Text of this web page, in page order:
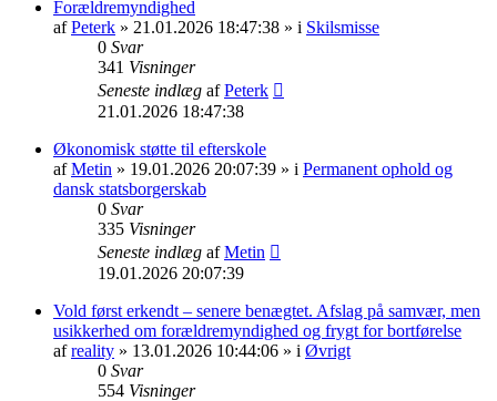
Forældremyndighed
afPeterk » 21.01.2026 18:47:38 » i Skilsmisse
0 Svar
341 Visninger
Seneste indlæg afPeterk
21.01.2026 18:47:38
Økonomisk støtte til efterskole
afMetin » 19.01.2026 20:07:39 » i Permanent ophold og
dansk statsborgerskab
0 Svar
335 Visninger
Seneste indlæg afMetin
19.01.2026 20:07:39
Vold først erkendt – senere benægtet. Afslag på samvær, men
usikkerhed om forældremyndighed og frygt for bortførelse
afreality » 13.01.2026 10:44:06 » i Øvrigt
0 Svar
554 Visninger